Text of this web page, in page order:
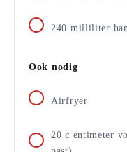
240 milliliter
Ook nodig
Airfryer
20 c entimeter